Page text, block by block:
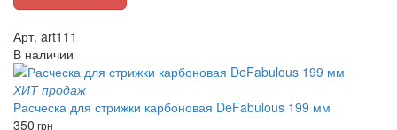
Арт. art111
В наличии
ХИТ продаж
Расческа для стрижки карбоновая DeFabulous 199 мм
350 грн